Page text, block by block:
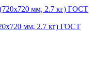
мм, 2.7 кг) ГОСТ